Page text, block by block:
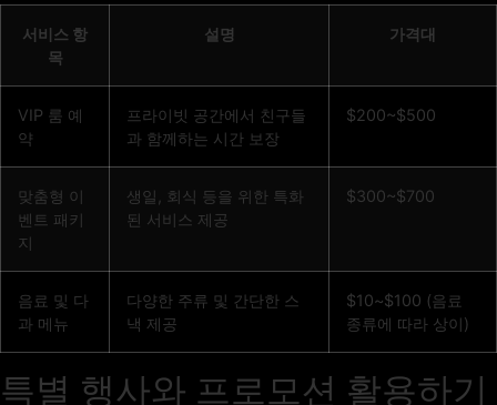
서비스 항
목
설명 가격대
VIP 룸 예
약
프라이빗 공간에서 친구들
과 함께하는 시간 보장
$200~$500
맞춤형 이
벤트 패키
지
생일, 회식 등을 위한 특화
된 서비스 제공
$300~$700
음료 및 다
과 메뉴
다양한 주류 및 간단한 스
낵 제공
$10~$100 (음료
종류에 따라 상이)
특별 행사와 프로모션 활용하기